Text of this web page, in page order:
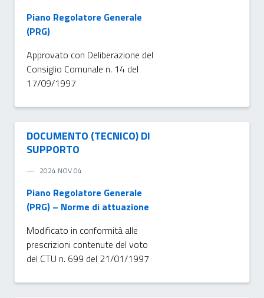
Piano Regolatore Generale
(PRG)
Approvato con Deliberazione del
Consiglio Comunale n. 14 del
17/09/1997
DOCUMENTO (TECNICO) DI
SUPPORTO
2024 NOV 04
Piano Regolatore Generale
(PRG) – Norme di attuazione
Modificato in conformità alle
prescrizioni contenute del voto
del CTU n. 699 del 21/01/1997